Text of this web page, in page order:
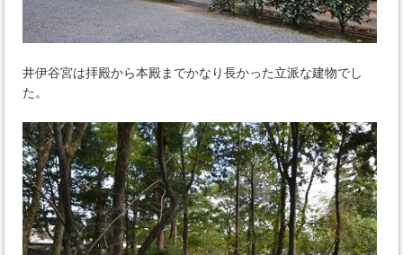
井伊谷宮は拝殿から本殿までかなり長かった立派な建物でし
た。